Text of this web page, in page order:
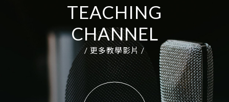
TEACHING
CHANNEL
/ 更多教學影片 /